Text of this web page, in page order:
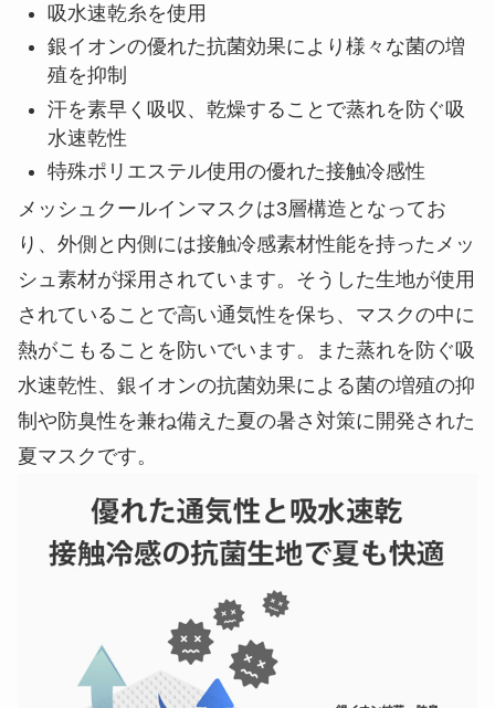
吸水速乾糸を使用
銀イオンの優れた抗菌効果により様々な菌の増
殖を抑制
汗を素早く吸収、乾燥することで蒸れを防ぐ吸
水速乾性
特殊ポリエステル使用の優れた接触冷感性
メッシュクールインマスクは3層構造となってお
り、外側と内側には接触冷感素材性能を持ったメッ
シュ素材が採用されています。そうした生地が使用
されていることで高い通気性を保ち、マスクの中に
熱がこもることを防いでいます。また蒸れを防ぐ吸
水速乾性、銀イオンの抗菌効果による菌の増殖の抑
制や防臭性を兼ね備えた夏の暑さ対策に開発された
夏マスクです。